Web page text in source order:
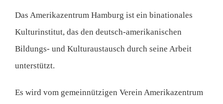
Das Amerikazentrum Hamburg ist ein binationales
Kulturinstitut, das den deutsch-amerikanischen
Bildungs- und Kulturaustausch durch seine Arbeit
unterstützt.
Es wird vom gemeinnützigen Verein Amerikazentrum